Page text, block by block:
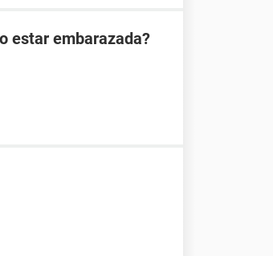
estar embarazada?